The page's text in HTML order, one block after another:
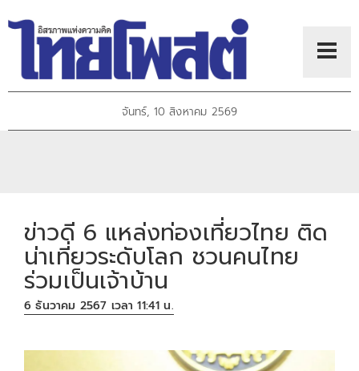
จันทร์, 10 สิงหาคม 2569
ข่าวดี 6 แหล่งท่องเที่ยวไทย ติด
น่าเที่ยวระดับโลก ชวนคนไทย
ร่วมเป็นเจ้าบ้าน
6 ธันวาคม 2567 เวลา 11:41 น.